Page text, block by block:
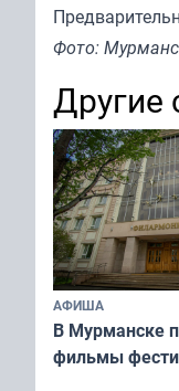
Фото:
Другие
АФИША
В Мурманске
фильмы